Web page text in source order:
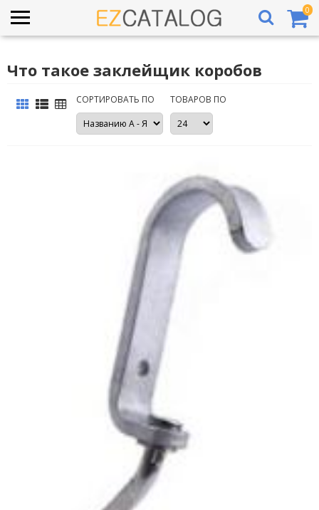
0
Что такое заклейщик коробов
СОРТИРОВАТЬ ПО ТОВАРОВ ПО